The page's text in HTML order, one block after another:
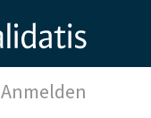
Anmelden